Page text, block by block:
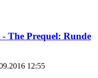
The Prequel: Runde
12:55